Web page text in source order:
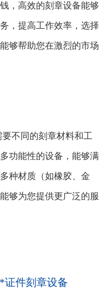
，高效的刻章设备能够
，提高工作效率，选择
够帮助您在激烈的市场
不同的刻章材料和工
功能性的设备，能够满
种材质（如橡胶、金
够为您提供更广泛的服
证件刻章设备